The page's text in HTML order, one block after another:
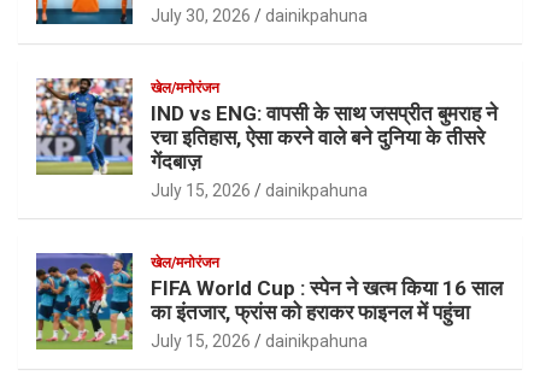
July 30, 2026 dainikpahuna
खेल/मनोरंजन
IND vs ENG: वापसी के साथ जसप्रीत बुमराह ने
रचा इतिहास, ऐसा करने वाले बने दुनिया के तीसरे
गेंदबाज़
July 15, 2026 dainikpahuna
खेल/मनोरंजन
FIFA World Cup : स्पेन ने खत्म किया 16 साल
का इंतजार, फ्रांस को हराकर फाइनल में पहुंचा
July 15, 2026 dainikpahuna